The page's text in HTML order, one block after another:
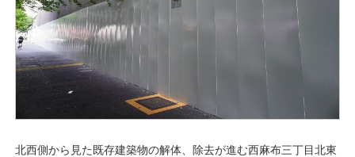
北西側から見た既存建築物の解体、除去が進む西麻布三丁目北東